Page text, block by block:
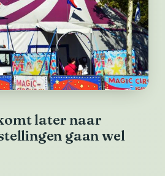
later naar
gaan wel